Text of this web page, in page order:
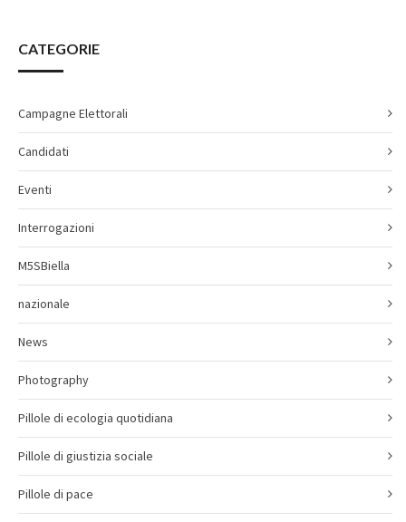
CATEGORIE
Campagne Elettorali
Candidati
Eventi
Interrogazioni
M5SBiella
nazionale
News
Photography
Pillole di ecologia quotidiana
Pillole di giustizia sociale
Pillole di pace